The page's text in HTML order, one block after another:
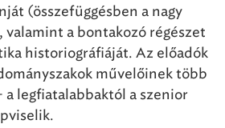
(összefüggésben a nagy
valamint a bontakozó régészet
historiográfiáját. Az előadók
művelőinek több
a legfiatalabbaktól a szenior